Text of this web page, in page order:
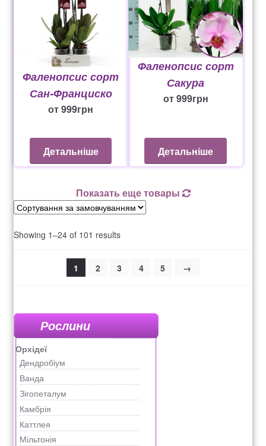
Фаленопсис сорт
Сан-Франциско
от999грн
Детальніше
Фаленопсис сорт
Сакура
от999грн
Детальніше
Показать еще товары
Showing 1–24 of 101 results
1 2 3 4 5 →
Рослини
Орхідеї
Дендробіум
Ванда
Зігопеталум
Камбрія
Каттлея
Мільтонія